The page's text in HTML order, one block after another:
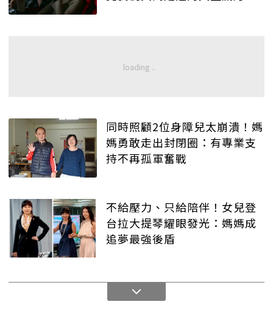
同時照顧2位身障兒太崩潰！媽
媽勇敢走出封閉圈：有專業支
持不再孤軍奮戰
不給壓力、只給陪伴！女兒登
台拉大提琴耀眼發光：媽媽成
追夢最強後盾